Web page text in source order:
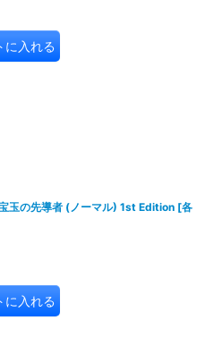
に入れる
の先導者 (ノーマル) 1st Edition [各
に入れる